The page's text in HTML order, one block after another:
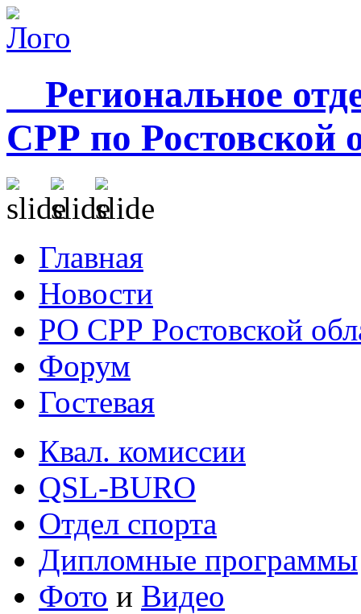
Региональное
СРР по Ростовской
Главная
Новости
РО СРР Ростовской
Форум
Гостевая
Квал. комиссии
QSL-BURO
Отдел спорта
Дипломные программы
Фото и Видео